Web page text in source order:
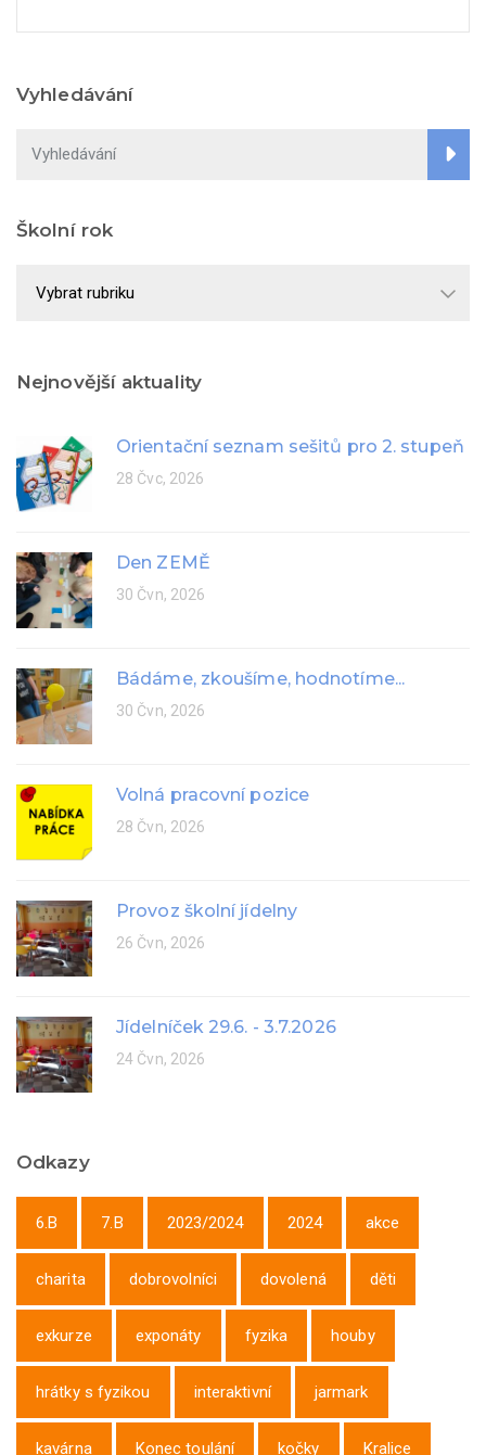
Vyhledávání
Školní rok
rok
Nejnovější aktuality
Orientační seznam sešitů pro 2. stupeň
28 Čvc, 2026
Den ZEMĚ
30 Čvn, 2026
Bádáme, zkoušíme, hodnotíme...
30 Čvn, 2026
Volná pracovní pozice
28 Čvn, 2026
Provoz školní jídelny
26 Čvn, 2026
Jídelníček 29.6. - 3.7.2026
24 Čvn, 2026
Odkazy
6.B 7.B 2023/2024 2024 akce
charita dobrovolníci dovolená děti
exkurze exponáty fyzika houby
hrátky s fyzikou interaktivní jarmark
kavárna Konec toulání kočky Kralice